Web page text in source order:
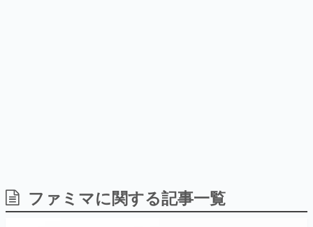
ゲーム開発者・hamatsu氏がゲームの魅力を画面や操作の
具体的な形から解き明かしていく、硬派で骨太な評論連載
です。
ファミマに関する記事一覧